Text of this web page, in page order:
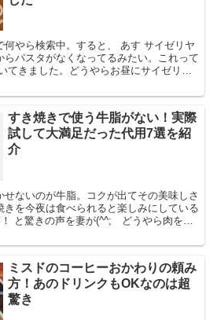
何やら検索中。すると、 あす サイゼリヤ
パスタがなくなってるみたい。これって
てきました。どうやらお昼にサイゼリヤ
すき焼きで使う牛脂がない！実際
試して大満足だった代用7選を紹
介
ないのが牛脂。コクが出てその美味しさ
きを今夜は食べられると楽しみにしている
と驚きの声を妻が(^^; どうやら肉を買
ミスドのコーヒーおかわりの頼み
方！あのドリンクもOKなのは超
驚き